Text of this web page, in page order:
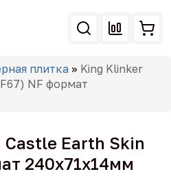
плитка » King Klinker
NF формат
Earth Skin
240x71x14мм